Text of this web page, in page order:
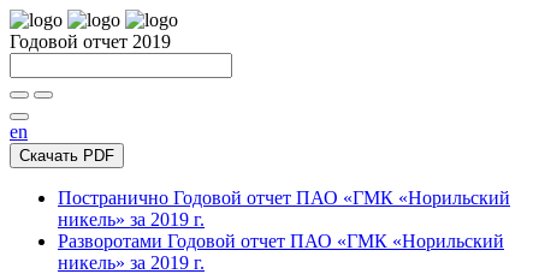
Годовой отчет 2019
en
Скачать PDF
Постранично Годовой отчет ПАО «ГМК «Норильский
никель» за 2019 г.
Разворотами Годовой отчет ПАО «ГМК «Норильский
никель» за 2019 г.